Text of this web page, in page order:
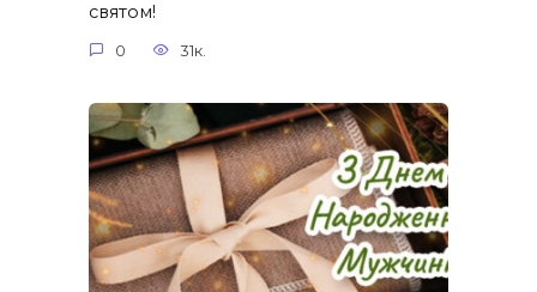
святом!
0 31к.